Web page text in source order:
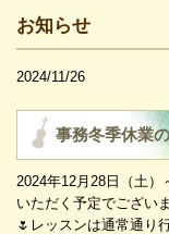
お知らせ
2024/11/26
事務冬季休業
2024年12月28日（土）
いただく予定でございま
🌷レッスンは通常通り